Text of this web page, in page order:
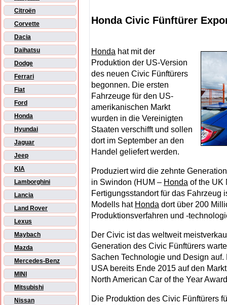
Citroën
Corvette
Dacia
Daihatsu
Dodge
Ferrari
Fiat
Ford
Honda
Hyundai
Jaguar
Jeep
KIA
Lamborghini
Lancia
Land Rover
Lexus
Maybach
Mazda
Mercedes-Benz
MINI
Mitsubishi
Nissan
Honda Civic Fünftürer
Honda hat mit der
Produktion der US-Version
des neuen Civic Fünftürers
begonnen. Die ersten
Fahrzeuge für den US-
amerikanischen Markt
wurden in die Vereinigten
Staaten verschifft und sollen
dort im September an den
Handel geliefert werden.
Produziert wird die zehnte
in Swindon (HUM – Honda of the UK
Fertigungsstandort für das Fahrzeug
Modells hat Honda dort über 200
Produktionsverfahren und -
Der Civic ist das weltweit
Generation des Civic Fünftürers
Sachen Technologie und Design
USA bereits Ende 2015 auf den
North American Car of the Year
Die Produktion des Civic Fünftürers